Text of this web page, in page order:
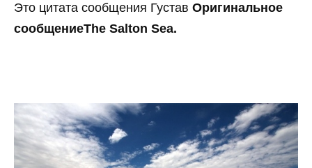
Это цитата сообщения Густав Оригинальное
сообщениеThe Salton Sea.